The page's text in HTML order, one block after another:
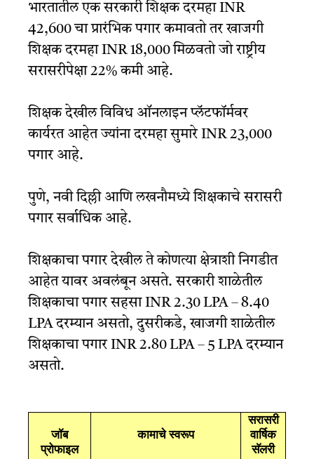
भारतातील एक सरकारी शिक्षक दरमहा INR
42,600 चा प्रारंभिक पगार कमावतो तर खाजगी
शिक्षक दरमहा INR 18,000 मिळवतो जो राष्ट्रीय
सरासरीपेक्षा 22% कमी आहे.
शिक्षक देखील विविध ऑनलाइन प्लॅटफॉर्मवर
कार्यरत आहेत ज्यांना दरमहा सुमारे INR 23,000
पगार आहे.
पुणे, नवी दिल्ली आणि लखनौमध्ये शिक्षकाचे सरासरी
पगार सर्वाधिक आहे.
शिक्षकाचा पगार देखील ते कोणत्या क्षेत्राशी निगडीत
आहेत यावर अवलंबून असते. सरकारी शाळेतील
शिक्षकाचा पगार सहसा INR 2.30 LPA – 8.40
LPA दरम्यान असतो, दुसरीकडे, खाजगी शाळेतील
शिक्षकाचा पगार INR 2.80 LPA – 5 LPA दरम्यान
असतो.
जॉब
प्रोफाइल
कामाचे स्वरूप
सरासरी
वार्षिक
सॅलरी